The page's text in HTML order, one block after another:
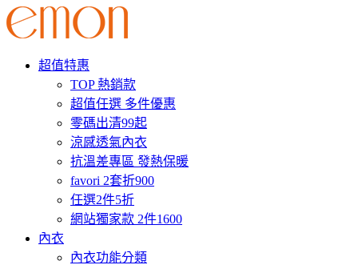
超值特惠
TOP 熱銷款
超值任選 多件優惠
零碼出清99起
涼感透氣內衣
抗溫差專區 發熱保暖
favori 2套折900
任選2件5折
網站獨家款 2件1600
內衣
內衣功能分類